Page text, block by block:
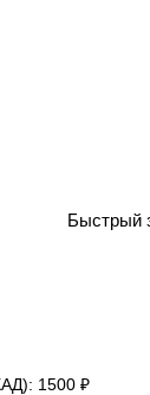
Быстрый
1500 ₽